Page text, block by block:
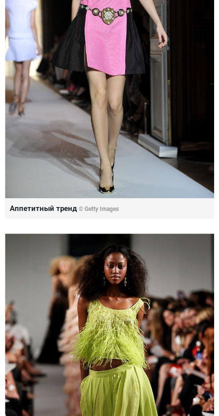
Аппетитный тренд © Getty Images